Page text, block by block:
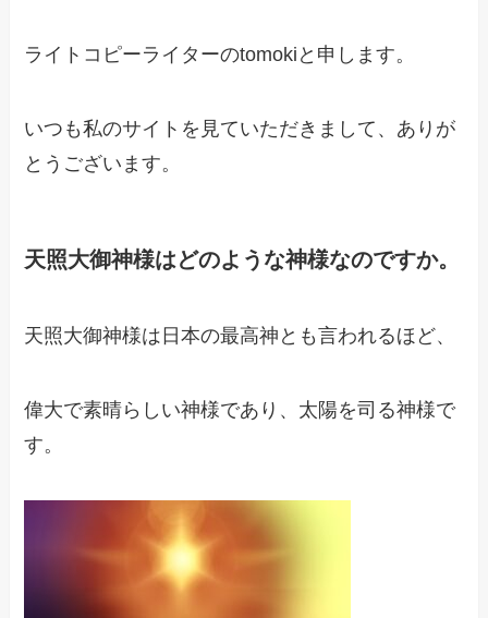
ライトコピーライターのtomokiと申します。
いつも私のサイトを見ていただきまして、ありが
とうございます。
天照大御神様はどのような神様なのですか。
天照大御神様は日本の最高神とも言われるほど、
偉大で素晴らしい神様であり、太陽を司る神様で
す。